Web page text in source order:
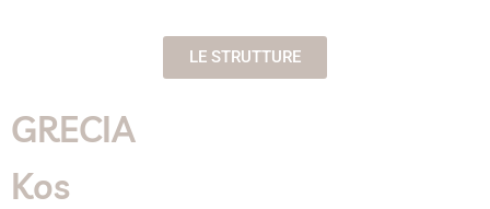
LE STRUTTURE
GRECIA
Kos